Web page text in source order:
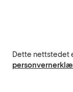
Dette nettstedet